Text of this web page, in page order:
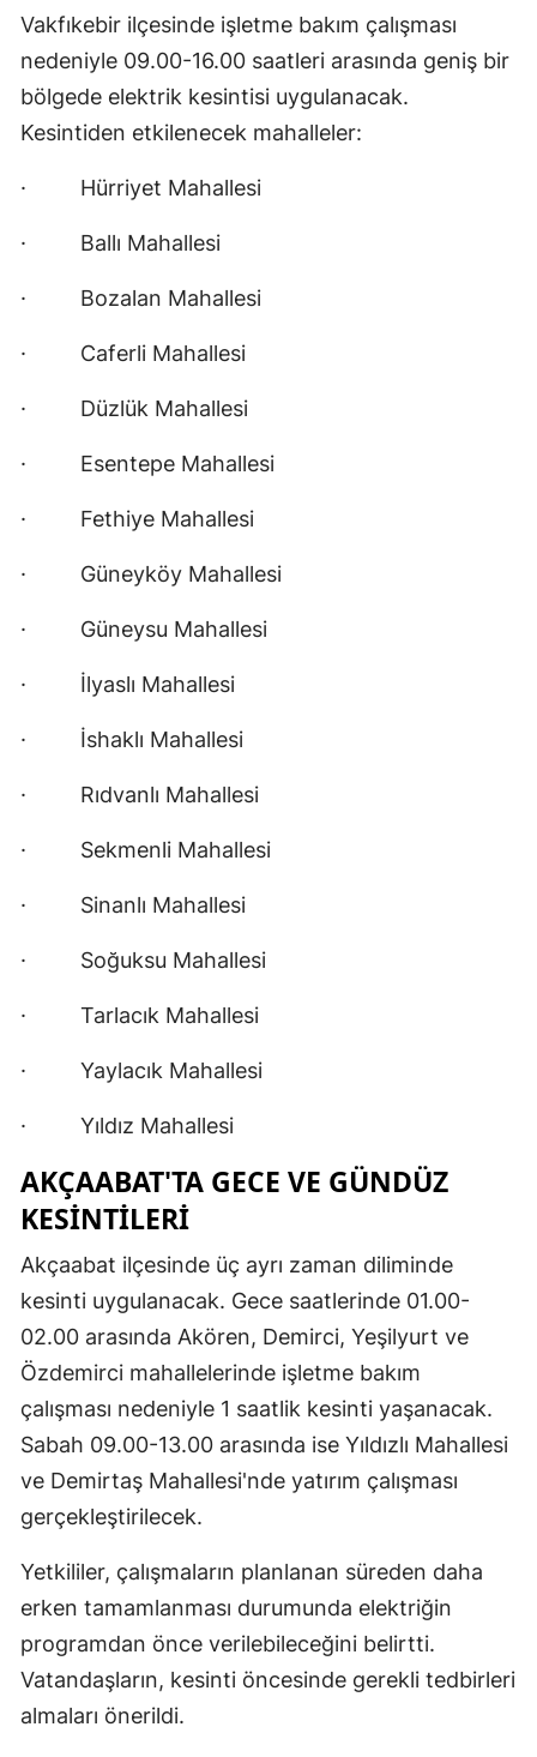
Vakfıkebir ilçesinde işletme bakım çalışması
nedeniyle 09.00-16.00 saatleri arasında geniş bir
bölgede elektrik kesintisi uygulanacak.
Kesintiden etkilenecek mahalleler:
· Hürriyet Mahallesi
· Ballı Mahallesi
· Bozalan Mahallesi
· Caferli Mahallesi
· Düzlük Mahallesi
· Esentepe Mahallesi
· Fethiye Mahallesi
· Güneyköy Mahallesi
· Güneysu Mahallesi
· İlyaslı Mahallesi
· İshaklı Mahallesi
· Rıdvanlı Mahallesi
· Sekmenli Mahallesi
· Sinanlı Mahallesi
· Soğuksu Mahallesi
· Tarlacık Mahallesi
· Yaylacık Mahallesi
· Yıldız Mahallesi
AKÇAABAT'TA GECE VE GÜNDÜZ
KESİNTİLERİ
Akçaabat ilçesinde üç ayrı zaman diliminde
kesinti uygulanacak. Gece saatlerinde 01.00-
02.00 arasında Akören, Demirci, Yeşilyurt ve
Özdemirci mahallelerinde işletme bakım
çalışması nedeniyle 1 saatlik kesinti yaşanacak.
Sabah 09.00-13.00 arasında ise Yıldızlı Mahallesi
ve Demirtaş Mahallesi'nde yatırım çalışması
gerçekleştirilecek.
Yetkililer, çalışmaların planlanan süreden daha
erken tamamlanması durumunda elektriğin
programdan önce verilebileceğini belirtti.
Vatandaşların, kesinti öncesinde gerekli tedbirleri
almaları önerildi.